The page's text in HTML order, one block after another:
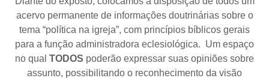
acervo permanente de informações doutrinárias sobre o
tema “política na igreja”, com princípios bíblicos gerais
para a função administradora eclesiológica. Um espaço
no qual TODOS poderão expressar suas opiniões sobre
assunto, possibilitando o reconhecimento da visão